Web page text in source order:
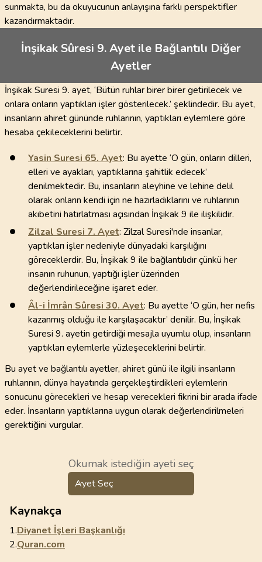
sunmakta, bu da okuyucunun anlayışına farklı perspektifler
kazandırmaktadır.
İnşikak Sûresi 9. Ayet ile Bağlantılı Diğer
Ayetler
İnşikak Suresi 9. ayet, ‘Bütün ruhlar birer birer getirilecek ve
onlara onların yaptıkları işler gösterilecek.’ şeklindedir. Bu ayet,
insanların ahiret gününde ruhlarının, yaptıkları eylemlere göre
hesaba çekileceklerini belirtir.
Yasin Suresi 65. Ayet: Bu ayette ‘O gün, onların dilleri,
elleri ve ayakları, yaptıklarına şahitlik edecek’
denilmektedir. Bu, insanların aleyhine ve lehine delil
olarak onların kendi için ne hazırladıklarını ve ruhlarının
akıbetini hatırlatması açısından İnşikak 9 ile ilişkilidir.
Zilzal Suresi 7. Ayet: Zilzal Suresi'nde insanlar,
yaptıkları işler nedeniyle dünyadaki karşılığını
göreceklerdir. Bu, İnşikak 9 ile bağlantılıdır çünkü her
insanın ruhunun, yaptığı işler üzerinden
değerlendirileceğine işaret eder.
Âl-i İmrân Sûresi 30. Ayet: Bu ayette ‘O gün, her nefis
kazanmış olduğu ile karşılaşacaktır’ denilir. Bu, İnşikak
Suresi 9. ayetin getirdiği mesajla uyumlu olup, insanların
yaptıkları eylemlerle yüzleşeceklerini belirtir.
Bu ayet ve bağlantılı ayetler, ahiret günü ile ilgili insanların
ruhlarının, dünya hayatında gerçekleştirdikleri eylemlerin
sonucunu görecekleri ve hesap verecekleri fikrini bir arada ifade
eder. İnsanların yaptıklarına uygun olarak değerlendirilmeleri
gerektiğini vurgular.
Okumak istediğin ayeti seç
Ayet Seç
Kaynakça
1.Diyanet İşleri Başkanlığı
2.Quran.com